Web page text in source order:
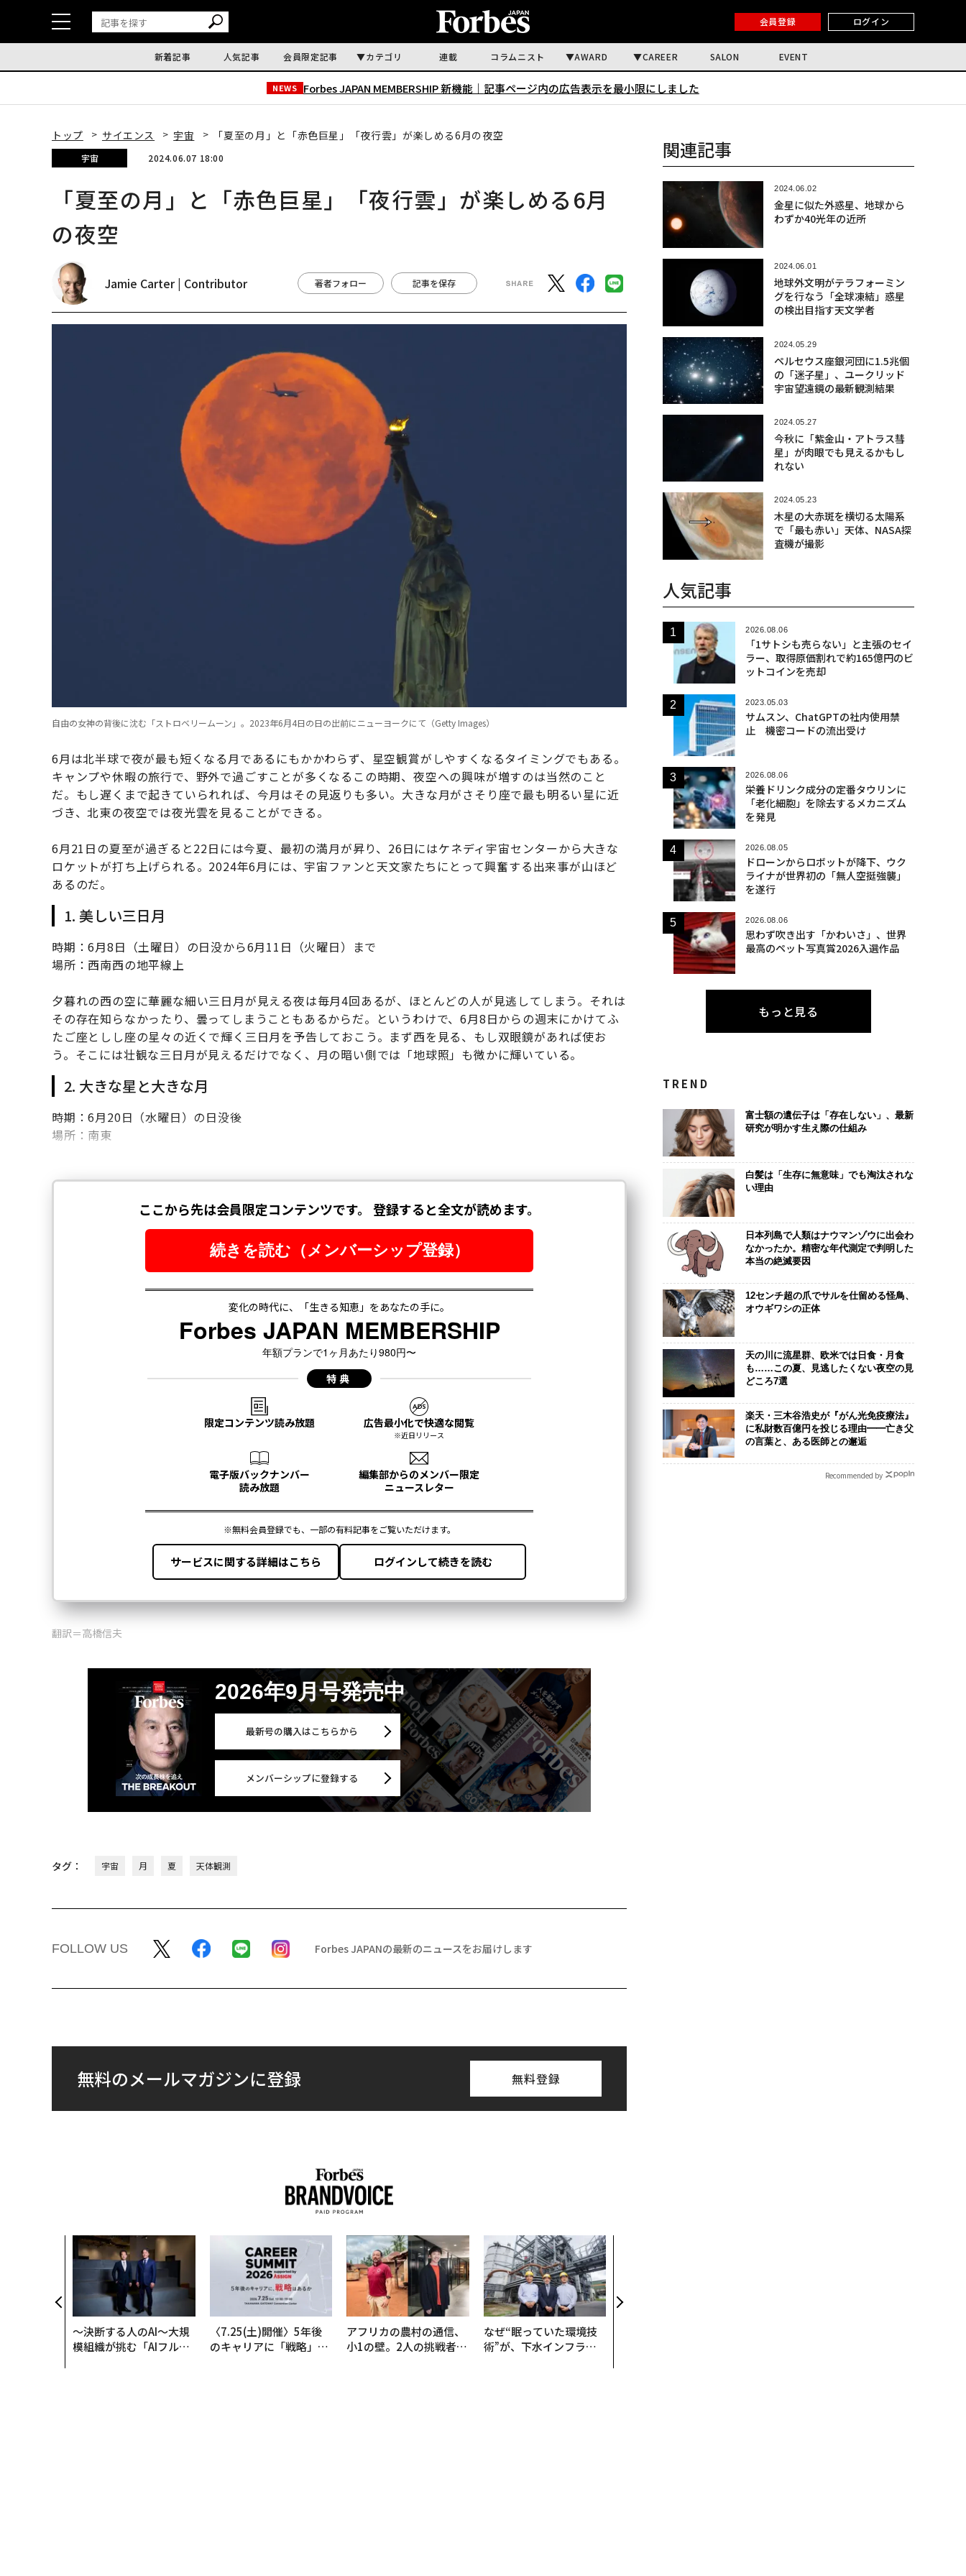
会員登録 ログイン
新着記事 人気記事 会員限定記事 カテゴリ 連載 コラムニスト AWARD CAREER SALON EVENT
NEWS Forbes JAPAN MEMBERSHIP 新機能｜ 記事ページ内の広告表示を最小限にしました
トップ サイエンス 宇宙 「夏至の月」と「赤色巨星」「夜行雲」が楽しめる6月の夜空
宇宙 2024.06.07 18:00
「夏至の月」と「赤色巨星」「夜行雲」が楽しめる6月
の夜空
Jamie Carter | Contributor 著者フォロー 記事を保存
自由の女神の背後に沈む「ストロベリームーン」。2023年6月4日の日の出前にニューヨークにて（Getty Images）
6月は北半球で夜が最も短くなる月であるにもかかわらず、星空観賞がしやすくなるタイミングでもある。
キャンプや休暇の旅行で、野外で過ごすことが多くなるこの時期、夜空への興味が増すのは当然のこと
だ。もし遅くまで起きていられれば、今月はその見返りも多い。大きな月がさそり座で最も明るい星に近
づき、北東の夜空では夜光雲を見ることができる。
6月21日の夏至が過ぎると22日には今夏、最初の満月が昇り、26日にはケネディ宇宙センターから大きな
ロケットが打ち上げられる。2024年6月には、宇宙ファンと天文家たちにとって興奮する出来事が山ほど
あるのだ。
1. 美しい三日月
時期：6月8日（土曜日）の日没から6月11日（火曜日）まで
場所：西南西の地平線上
夕暮れの西の空に華麗な細い三日月が見える夜は毎月4回あるが、ほとんどの人が見逃してしまう。それは
その存在知らなかったり、曇ってしまうこともあるからだ。というわけで、6月8日からの週末にかけてふ
たご座としし座の星々の近くで輝く三日月を予告しておこう。まず西を見る、もし双眼鏡があれば使お
う。そこには壮観な三日月が見えるだけでなく、月の暗い側では「地球照」も微かに輝いている。
2. 大きな星と大きな月
時期：6月20日（水曜日）の日没後
場所：南東
翻訳＝高橋信夫
2026年9月号発売中
最新号の購入はこちらから
メンバーシップに登録する
タグ： 宇宙 月 夏 天体観測
FOLLOW US Forbes JAPANの最新のニュースをお届けします
無料のメールマガジンに登録 無料登録
〜決断する人のAI〜大規
模組織が挑む「AIフル実
〈7.25(土)開催〉5年後
のキャリアに「戦略」は
アフリカの農村の通信、
小1の壁。2人の挑戦者が
なぜ“眠っていた環境技
術”が、下水インフラを
くり方
関連記事
2024.06.02
金星に似た外惑星、地球から
わずか40光年の近所
2024.06.01
地球外文明がテラフォーミン
グを行なう「全球凍結」惑星
の検出目指す天文学者
2024.05.29
ペルセウス座銀河団に1.5兆個
の「迷子星」、ユークリッド
宇宙望遠鏡の最新観測結果
2024.05.27
今秋に「紫金山・アトラス彗
星」が肉眼でも見えるかもし
れない
2024.05.23
木星の大赤斑を横切る太陽系
で「最も赤い」天体、NASA探
査機が撮影
人気記事
2026.08.06
「1サトシも売らない」と主張のセイ
ラー、取得原価割れで約165億円のビ
ットコインを売却
2023.05.03
サムスン、ChatGPTの社内使用禁
止 機密コードの流出受け
2026.08.06
栄養ドリンク成分の定番タウリンに
「老化細胞」を除去するメカニズム
を発見
2026.08.05
ドローンからロボットが降下、ウク
ライナが世界初の「無人空挺強襲」
を遂行
2026.08.06
思わず吹き出す「かわいさ」、世界
最高のペット写真賞2026入選作品
もっと見る
TREND
富士額の遺伝子は「存在しない」、最新
研究が明かす生え際の仕組み
白髪は「生存に無意味」でも淘汰されな
い理由
日本列島で人類はナウマンゾウに出会わ
なかったか。精密な年代測定で判明した
本当の絶滅要因
12センチ超の爪でサルを仕留める怪鳥、
オウギワシの正体
天の川に流星群、欧米では日食・月食
も……この夏、見逃したくない夜空の見
どころ7選
楽天・三木谷浩史が『がん光免疫療法』
に私財数百億円を投じる理由━━亡き父
の言葉と、ある医師との邂逅
Recommended by